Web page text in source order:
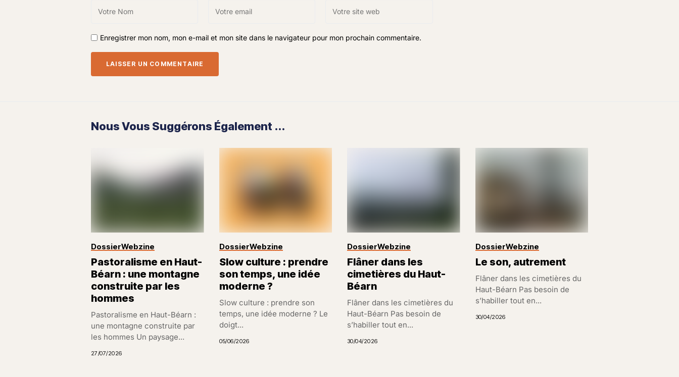
Enregistrer mon nom, mon e-mail et mon site dans le navigateur pour mon prochain commentaire.
Nous Vous Suggérons Également ...
DossierWebzine
Pastoralisme en Haut-
Béarn : une montagne
construite par les
hommes
Pastoralisme en Haut-Béarn :
une montagne construite par
les hommes Un paysage...
27/07/2026
DossierWebzine
Slow culture : prendre
son temps, une idée
moderne ?
Slow culture : prendre son
temps, une idée moderne ? Le
doigt...
05/06/2026
DossierWebzine
Flâner dans les
cimetières du Haut-
Béarn
Flâner dans les cimetières du
Haut-Béarn Pas besoin de
s’habiller tout en...
30/04/2026
DossierWebzine
Le son, autrement
Flâner dans les cimetières du
Haut-Béarn Pas besoin de
s’habiller tout en...
30/04/2026